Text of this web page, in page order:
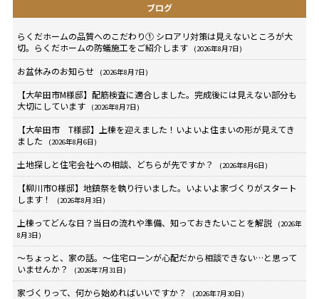
ブログ
らくだホームの品質へのこだわり① シロアリ対策は見えないところが大
切。らくだホームの防蟻施工をご紹介します
(2026年8月7日)
お盆休みのお知らせ (2026年8月7日)
【大牟田市M様邸】配筋検査に適合しました。完成後には見えない部分も
大切にしています
(2026年8月7日)
【大牟田市 T様邸】上棟を迎えました！いよいよ住まいの形が見えてき
ました
(2026年8月6日)
土地探しと住宅会社への相談、どちらが先ですか？ (2026年8月6日)
【柳川市O様邸】地鎮祭を執り行いました。いよいよ家づくりがスタート
します！
(2026年8月3日)
上棟ってどんな日？当日の流れや準備、知っておきたいことを解説
(2026年
8月3日)
～ちょっと、家の話。～住宅ローンが心配だから相談できない…と思って
いませんか？
(2026年7月31日)
家づくりって、何から始めればいいですか？ (2026年7月30日)